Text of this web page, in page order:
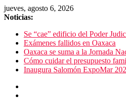
jueves, agosto 6, 2026
Noticias:
Se “cae” edificio del Poder
Exámenes fallidos en Oaxaca
Oaxaca se suma a la Jornada
Cómo cuidar el presupuesto
Inaugura Salomón ExpoMar